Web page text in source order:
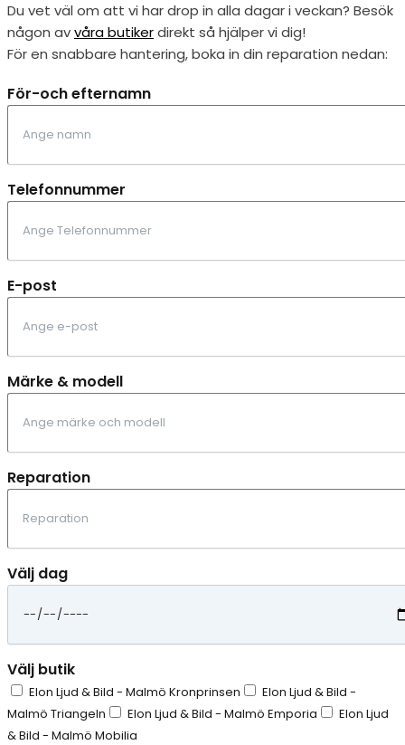
Du vet väl om att vi har drop in alla dagar i veckan? Besök
någon avvåra butikerdirekt så hjälper vi dig!
För en snabbare hantering, boka in din reparation nedan:
För-och efternamn
Telefonnummer
E-post
Märke & modell
Reparation
Välj dag
Välj butik
Elon Ljud & Bild - Malmö Kronprinsen
Elon Ljud & Bild -
Malmö Triangeln
Elon Ljud & Bild - Malmö Emporia
Elon Ljud
& Bild - Malmö Mobilia